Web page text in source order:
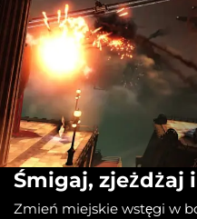
Śmigaj, zjeżdżaj
Zmień miejskie wstęgi w